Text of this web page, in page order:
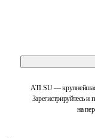
ATI.SU — крупнейшая
Зарегистрируйтесь и
на